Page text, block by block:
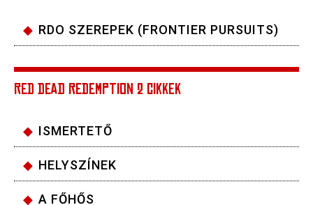
RDO SZEREPEK (FRONTIER PURSUITS)
RED DEAD REDEMPTION 2 CIKKEK
ISMERTETŐ
HELYSZÍNEK
A FŐHŐS